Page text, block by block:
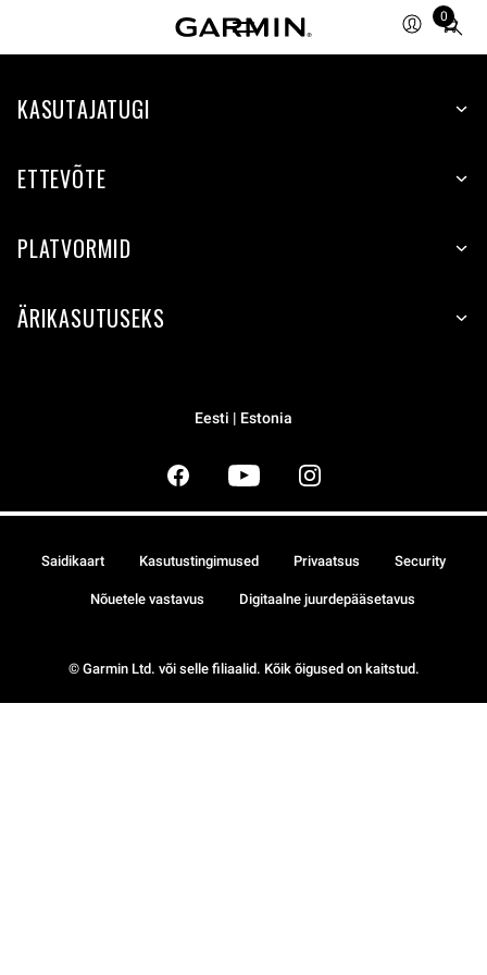
0
Total
items
cart:
KASUTAJATUGI
ETTEVÕTE
PLATVORMID
ÄRIKASUTUSEKS
Eesti | Estonia
© Garmin Ltd. või selle filiaalid. Kõik õigused on kaitstud.
Saidikaart Kasutustingimused Privaatsus Security
Nõuetele vastavus Digitaalne juurdepääsetavus